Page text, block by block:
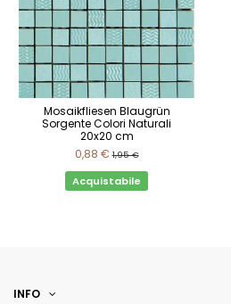
Mosaikfliesen Blaugrün
Sorgente Colori Naturali
20x20 cm
0,88 €1,95 €
Acquistabile
INFO